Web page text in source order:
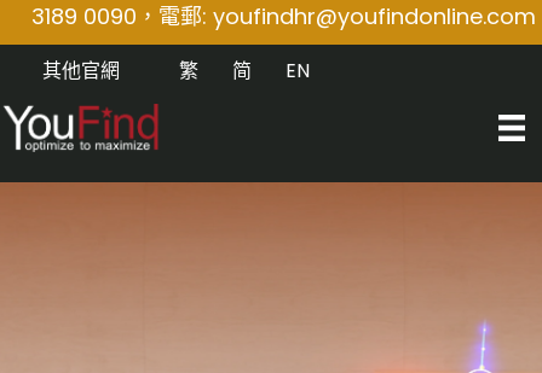
3189 0090，電郵: youfindhr@youfindonline.com
其他官網 EN
简
繁